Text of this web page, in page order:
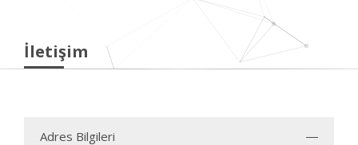
İletişim
Adres Bilgileri